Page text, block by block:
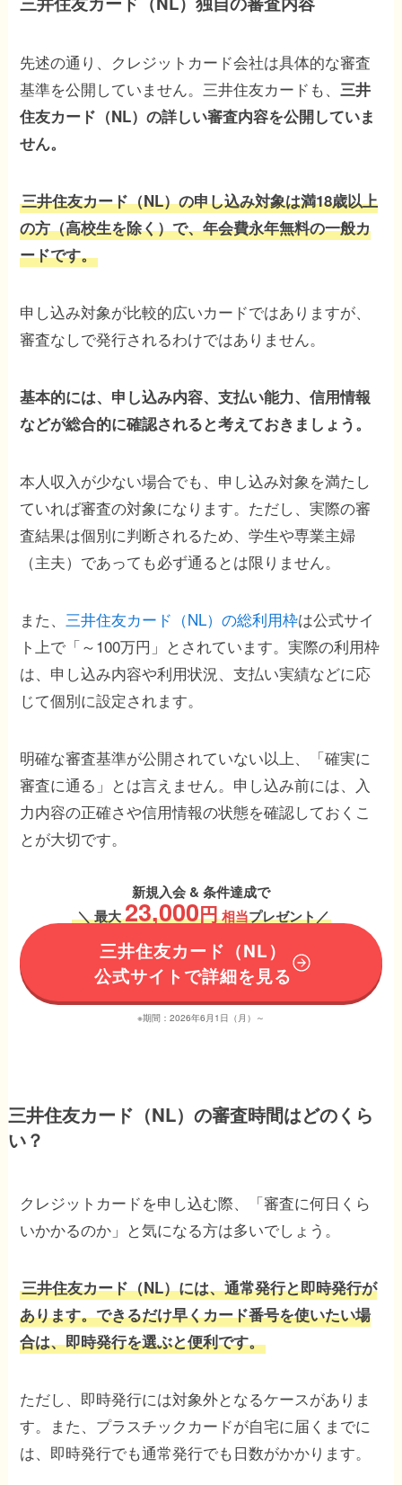
先述の通り、クレジットカード会社は具体的な審査
基準を公開していません。三井住友カードも、三井
住友カード（NL）の詳しい審査内容を公開していま
せん。
三井住友カード（NL）の申し込み対象は満18歳以上
の方（高校生を除く）で、年会費永年無料の一般カ
ードです。
申し込み対象が比較的広いカードではありますが、
審査なしで発行されるわけではありません。
基本的には、申し込み内容、支払い能力、信用情報
などが総合的に確認されると考えておきましょう。
本人収入が少ない場合でも、申し込み対象を満たし
ていれば審査の対象になります。ただし、実際の審
査結果は個別に判断されるため、学生や専業主婦
（主夫）であっても必ず通るとは限りません。
また、三井住友カード（NL）の総利用枠は公式サイ
ト上で「～100万円」とされています。実際の利用枠
は、申し込み内容や利用状況、支払い実績などに応
じて個別に設定されます。
明確な審査基準が公開されていない以上、「確実に
審査に通る」とは言えません。申し込み前には、入
力内容の正確さや信用情報の状態を確認しておくこ
とが大切です。
新規入会 & 条件達成で
＼最大23,000円相当プレゼント／
三井住友カード（NL）
公式サイトで詳細を見る
※期間：2026年6月1日（月）～
三井住友カード（NL）の審査時間はどのくら
い？
クレジットカードを申し込む際、「審査に何日くら
いかかるのか」と気になる方は多いでしょう。
三井住友カード（NL）には、通常発行と即時発行が
あります。できるだけ早くカード番号を使いたい場
合は、即時発行を選ぶと便利です。
ただし、即時発行には対象外となるケースがありま
す。また、プラスチックカードが自宅に届くまでに
は、即時発行でも通常発行でも日数がかかります。